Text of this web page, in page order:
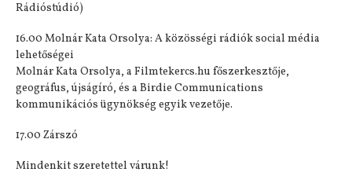
Rádióstúdió)
16.00 Molnár Kata Orsolya: A közösségi rádiók social média
lehetőségei
Molnár Kata Orsolya, a Filmtekercs.hu főszerkesztője,
geográfus, újságíró, és a Birdie Communications
kommunikációs ügynökség egyik vezetője.
17.00 Zárszó
Mindenkit szeretettel várunk!